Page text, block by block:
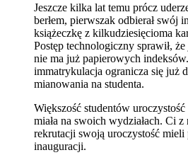
Jeszcze kilka lat temu prócz
berłem, pierwszak odbierał swój
książeczkę z kilkudziesięcioma
Postęp technologiczny sprawił,
nie ma już papierowych
immatrykulacja ogranicza się już
mianowania na studenta.
Większość studentów
miała na swoich wydziałach. Ci
rekrutacji swoją uroczystość mieli
inauguracji.